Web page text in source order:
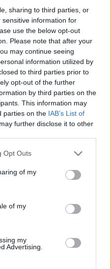
sharing to third parties, or
information for
use the below opt-out
Please note that after your
may continue seeing
information utilized by
to third parties prior to
opt-out of the further
by third parties on the
This information may
parties on the IAB’s List of
further disclose it to other
Opt Outs
of my
of my
my
Advertising.
Nagyházi Galéria és
Müller Márta
Galéria és Aukciósház
Budapest, Balaton utca 8.
+361 475 6000 +361
www.nagyhazi.hu
festmények és műtárgyak,
Hagyatékok és
értékbecslés. Árveréseinkre